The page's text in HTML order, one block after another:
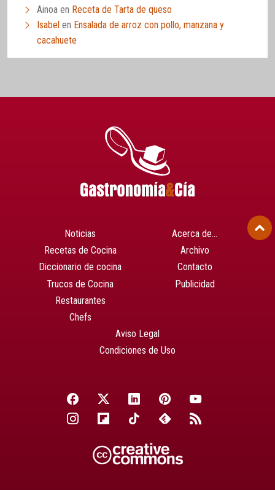
Ainoa en Receta de Tarta de queso
Isabel en Ensalada de arroz con pollo, manzana y
cacahuete
Noticias
Recetas de Cocina
Diccionario de cocina
Trucos de Cocina
Restaurantes
Chefs
Acerca de…
Archivo
Contacto
Publicidad
Aviso Legal
Condiciones de Uso